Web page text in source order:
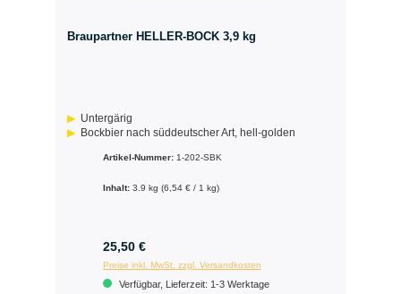
Braupartner HELLER-BOCK 3,9 kg
Untergärig
Bockbier nach süddeutscher Art, hell-golden
Artikel-Nummer: 1-202-SBK
Inhalt: 3.9 kg (6,54 € / 1 kg)
25,50 €
Preise inkl. MwSt. zzgl. Versandkosten
Verfügbar, Lieferzeit: 1-3 Werktage